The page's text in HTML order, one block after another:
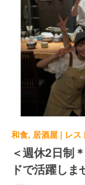
＜週休2日制
ドで活躍し